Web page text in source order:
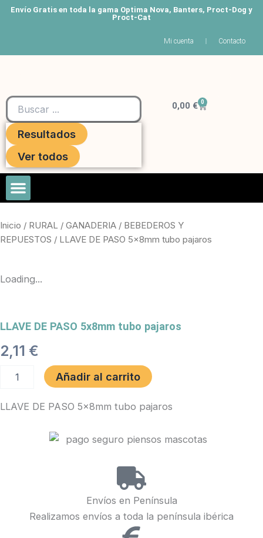
Envío Gratis en toda la gama Optima Nova, Banters, Proct-Dog y
Proct-Cat
Mi cuenta Contacto
Search
Resultados
Ver todos
0,00 € 0
Carrito
Inicio / RURAL / GANADERIA / BEBEDEROS Y
REPUESTOS / LLAVE DE PASO 5x8mm tubo pajaros
Loading...
LLAVE DE PASO 5x8mm tubo pajaros
2,11 €
5x8mm
Añadir al carrito
LLAVE DE PASO 5x8mm tubo pajaros
Envíos en Península
Realizamos envíos a toda la península ibérica